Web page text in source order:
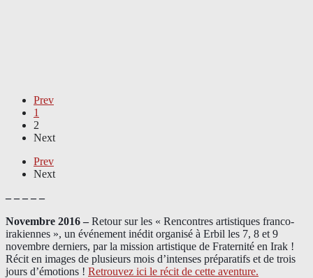
Prev
1
2
Next
Prev
Next
– – – – –
Novembre 2016 – Retour sur les « Rencontres artistiques franco-
irakiennes », un événement inédit organisé à Erbil les 7, 8 et 9
novembre derniers, par la mission artistique de Fraternité en Irak !
Récit en images de plusieurs mois d’intenses préparatifs et de trois
jours d’émotions ! Retrouvez ici le récit de cette aventure.